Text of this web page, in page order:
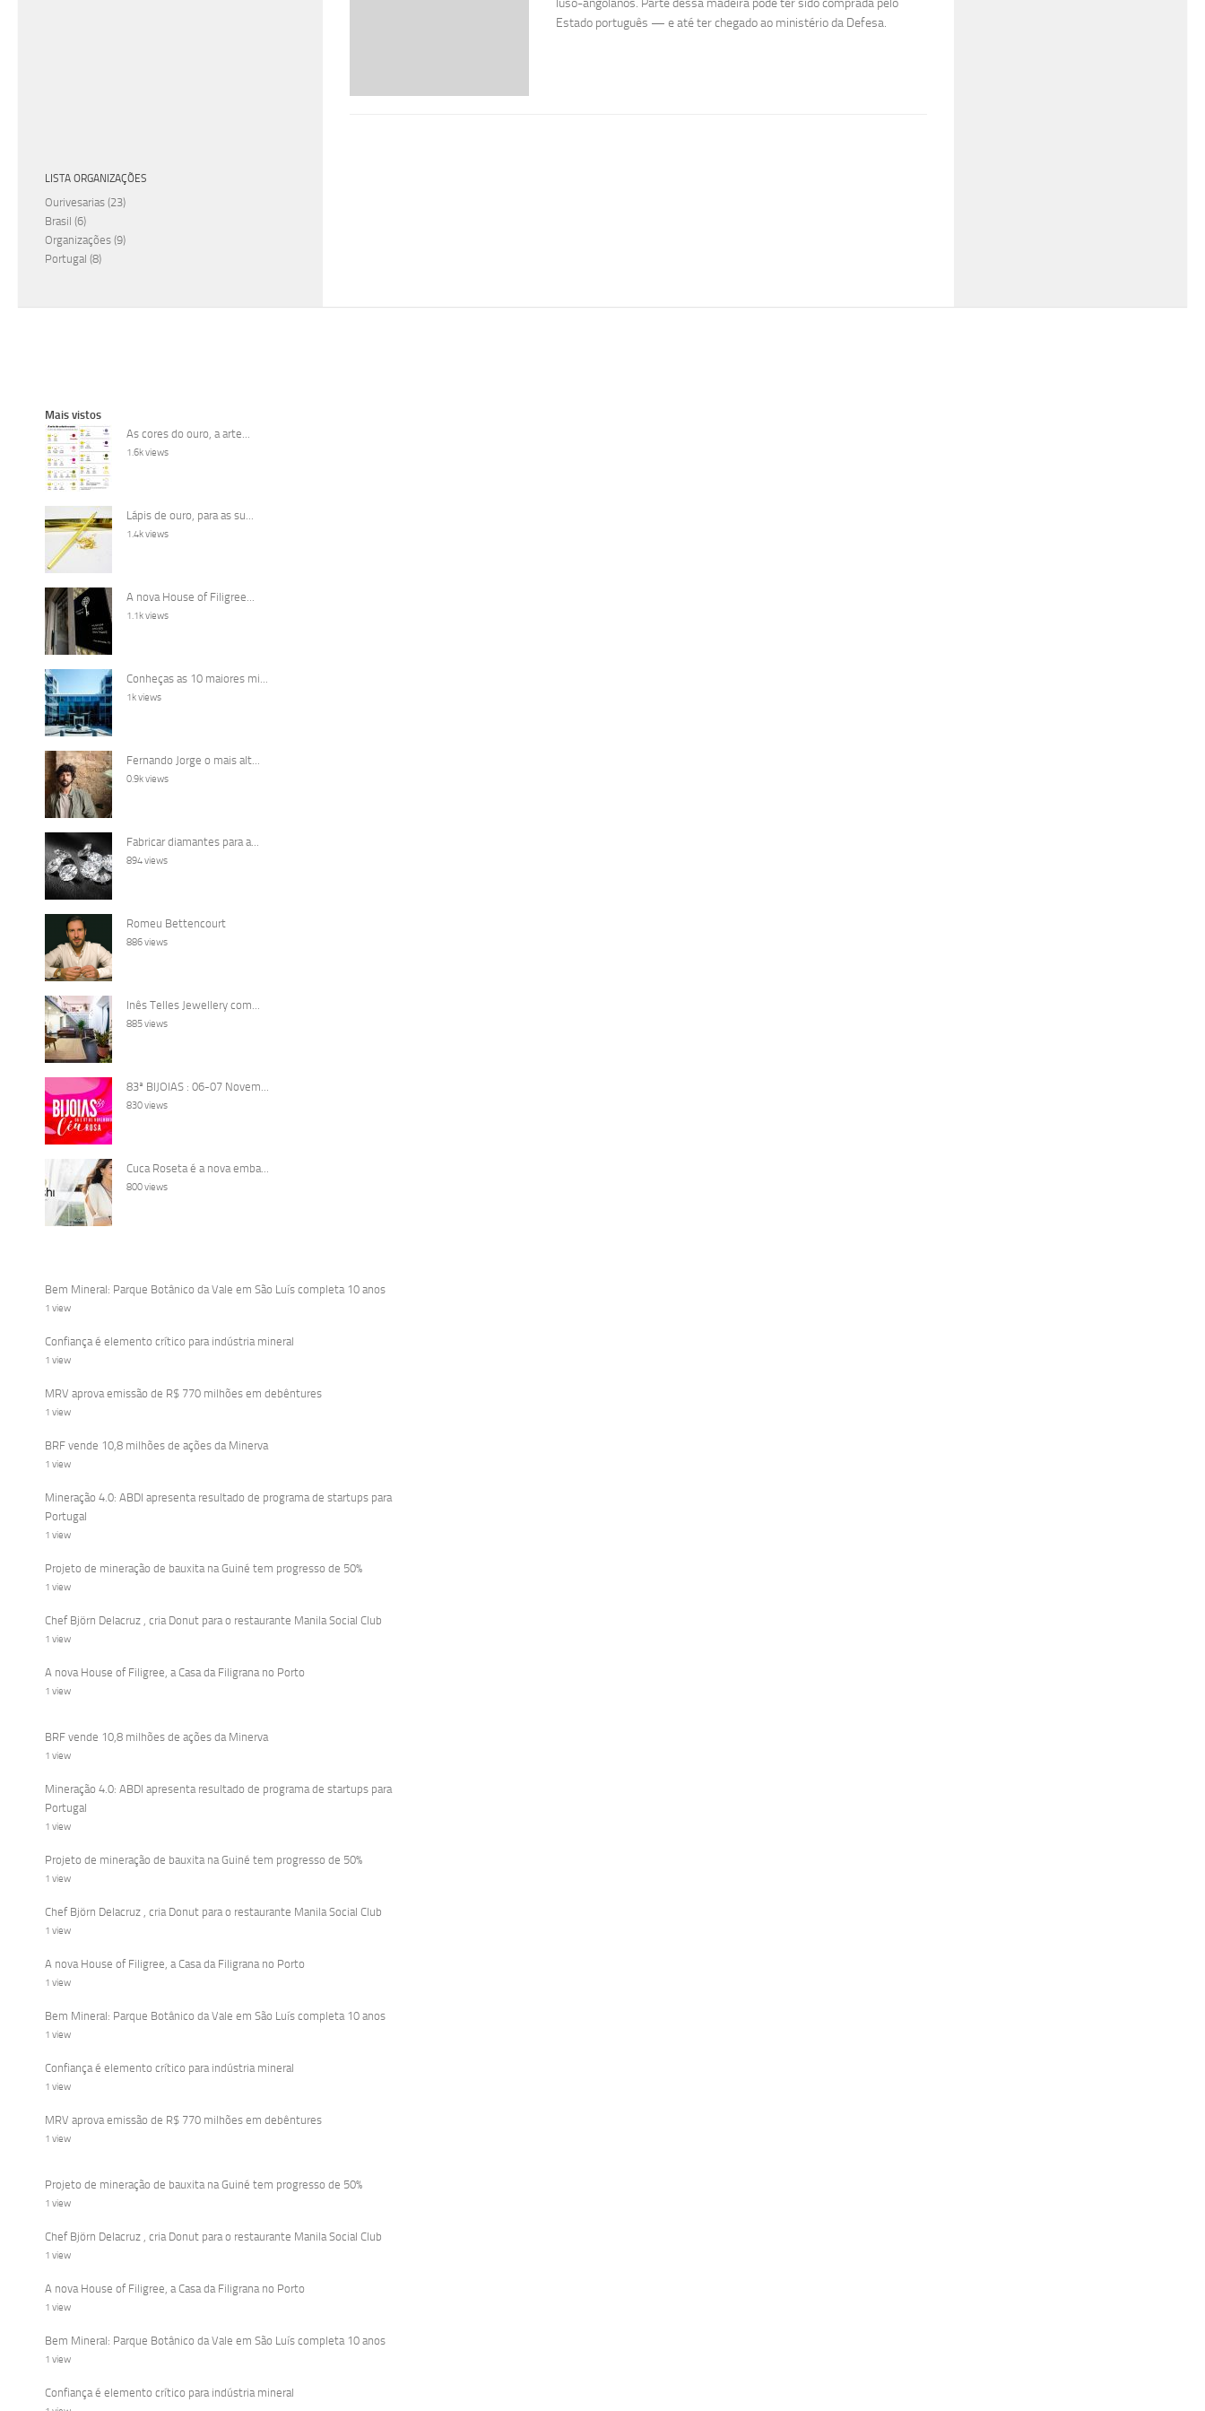
Estado português — e até ter chegado ao ministério da Defesa.
LISTA ORGANIZAÇÕES
Ourivesarias (23)
Brasil (6)
Organizações (9)
Portugal (8)
Mais vistos
As cores do ouro, a arte...
1.6k views
Lápis de ouro, para as su...
1.4k views
A nova House of Filigree...
1.1k views
Conheças as 10 maiores mi...
1k views
Fernando Jorge o mais alt...
0.9k views
Fabricar diamantes para a...
894 views
Romeu Bettencourt
886 views
Inês Telles Jewellery com...
885 views
83ª BIJOIAS : 06-07 Novem...
830 views
Cuca Roseta é a nova emba...
800 views
Bem Mineral: Parque Botânico da Vale em São Luís completa 10 anos
1 view
Confiança é elemento crítico para indústria mineral
1 view
MRV aprova emissão de R$ 770 milhões em debêntures
1 view
BRF vende 10,8 milhões de ações da Minerva
1 view
Mineração 4.0: ABDI apresenta resultado de programa de startups para
Portugal
1 view
Projeto de mineração de bauxita na Guiné tem progresso de 50%
1 view
Chef Björn Delacruz , cria Donut para o restaurante Manila Social Club
1 view
A nova House of Filigree, a Casa da Filigrana no Porto
1 view
BRF vende 10,8 milhões de ações da Minerva
1 view
Mineração 4.0: ABDI apresenta resultado de programa de startups para
Portugal
1 view
Projeto de mineração de bauxita na Guiné tem progresso de 50%
1 view
Chef Björn Delacruz , cria Donut para o restaurante Manila Social Club
1 view
A nova House of Filigree, a Casa da Filigrana no Porto
1 view
Bem Mineral: Parque Botânico da Vale em São Luís completa 10 anos
1 view
Confiança é elemento crítico para indústria mineral
1 view
MRV aprova emissão de R$ 770 milhões em debêntures
1 view
Projeto de mineração de bauxita na Guiné tem progresso de 50%
1 view
Chef Björn Delacruz , cria Donut para o restaurante Manila Social Club
1 view
A nova House of Filigree, a Casa da Filigrana no Porto
1 view
Bem Mineral: Parque Botânico da Vale em São Luís completa 10 anos
1 view
Confiança é elemento crítico para indústria mineral